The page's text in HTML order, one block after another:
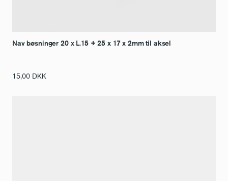
Nav bøsninger 20 x L.15 + 25 x 17 x 2mm til aksel
15,00 DKK